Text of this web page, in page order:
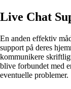
Live Chat
En anden effektiv
support på deres
kommunikere
blive forbundet med
eventuelle problemer.